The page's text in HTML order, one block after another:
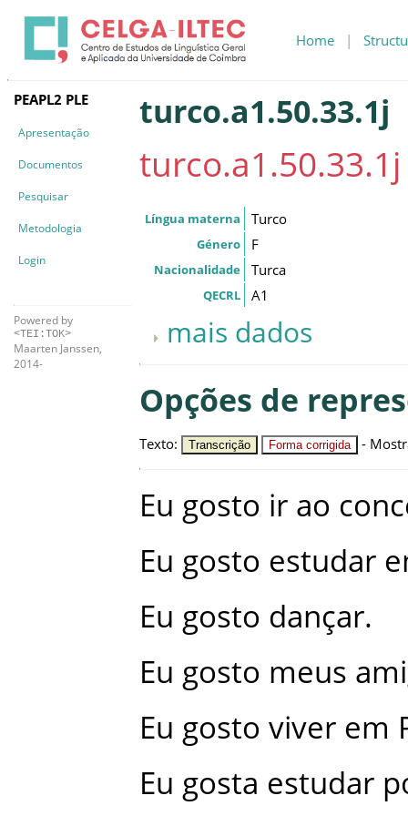
Home |
PEAPL2 PLE
Apresentação
Documentos
Pesquisar
Metodologia
Login
Powered by
<TEI:TOK>
Maarten Janssen,
2014-
turco.a1.50.33.1j
turco.a1.50.33.1j
Língua materna Turco
Género F
Nacionalidade Turca
QECRL A1
mais dados
Opções de
Texto: Transcrição Forma corrigida -
Eu gosto ir ao
Eu gosto estudar
Eu gosto dançar.
Eu gosto meus
Eu gosto viver em
Eu gosta estudar